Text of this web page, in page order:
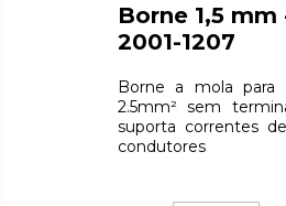
Borne 1,5
2001-1207
Borne a mola para
2.5mm² sem
suporta correntes
condutores